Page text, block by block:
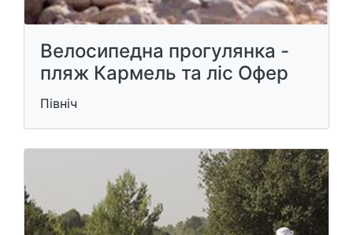
Велосипедна прогулянка -
пляж Кармель та ліс Офер
Північ